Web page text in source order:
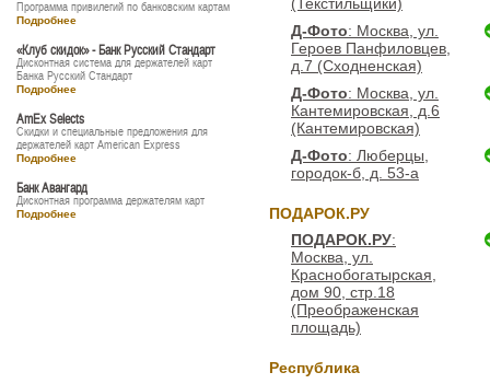
Программа привилегий по банковским картам
Подробнее
«Клуб скидок» - Банк Русский Стандарт
Дисконтная система для держателей карт
Банка Русский Стандарт
Подробнее
AmEx Selects
Скидки и специальные предложения для
держателей карт American Express
Подробнее
Банк Авангард
Дисконтная программа держателям карт
Подробнее
Д-Фото: Москва, ул.
Героев Панфиловцев,
д.7 (Сходненская)
Д-Фото: Москва, ул.
Кантемировская, д.6
(Кантемировская)
Д-Фото: Люберцы,
городок-б, д. 53-а
ПОДАРОК.РУ
ПОДАРОК.РУ:
Москва, ул.
Краснобогатырская,
дом 90, стр.18
(Преображенская
площадь)
Республика